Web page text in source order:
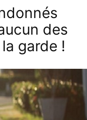
des
garde !